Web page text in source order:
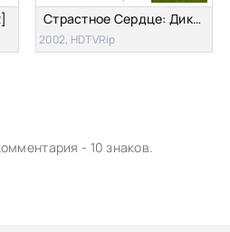
Страстное Cердцe: Дикий Бомбардир
2002, HDTVRip
- 10 знаков.